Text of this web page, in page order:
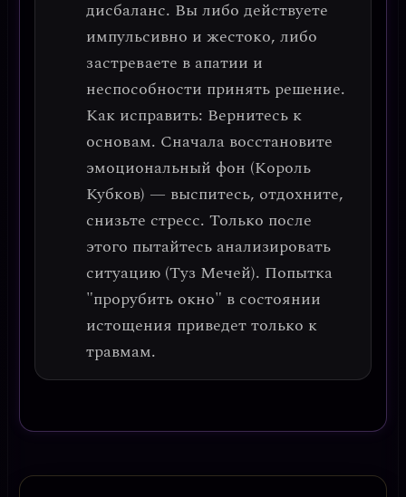
дисбаланс. Вы либо действуете
импульсивно и жестоко, либо
застреваете в апатии и
неспособности принять решение.
Как исправить: Вернитесь к
основам. Сначала восстановите
эмоциональный фон (Король
Кубков) — выспитесь, отдохните,
снизьте стресс. Только после
этого пытайтесь анализировать
ситуацию (Туз Мечей). Попытка
"прорубить окно" в состоянии
истощения приведет только к
травмам.